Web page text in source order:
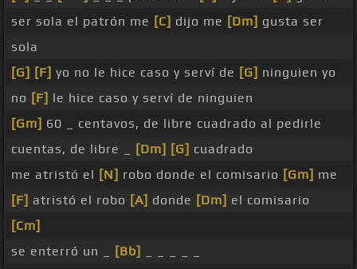
ser sola el patrón me [C] dijo me [Dm] gusta ser
sola
[G] [F] yo no le hice caso y serví de [G] ninguien yo
no [F] le hice caso y serví de ninguien
[Gm] 60 _ centavos, de libre cuadrado al pedirle
cuentas, de libre _
[Dm] [G] cuadrado
me atristó el [N] robo donde el comisario [Gm] me
[F] atristó el robo [A] donde [Dm] el comisario
[Cm]
se enterró un _
[Bb]